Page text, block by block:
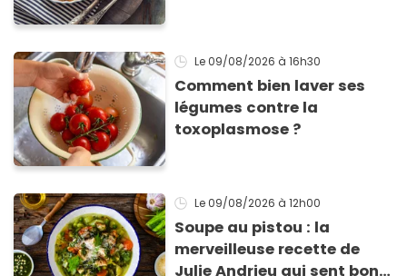
Le 09/08/2026 à 16h30
Comment bien laver ses
légumes contre la
toxoplasmose ?
Le 09/08/2026 à 12h00
Soupe au pistou : la
merveilleuse recette de
Julie Andrieu qui sent bon